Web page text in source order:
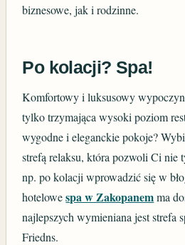
biznesowe, jak i rodzinne.
Po kolacji? Spa!
Komfortowy i luksusowy
tylko trzymająca wysoki poziom
wygodne i eleganckie pokoje?
strefą relaksu, która pozwoli Ci nie
np. po kolacji wprowadzić się w
hotelowespa w Zakopanemma
najlepszych wymieniana jest
Friedns.